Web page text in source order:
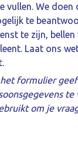
vullen. We doen
te
te zijn, bellen
Laat ons
formulier
te
om je